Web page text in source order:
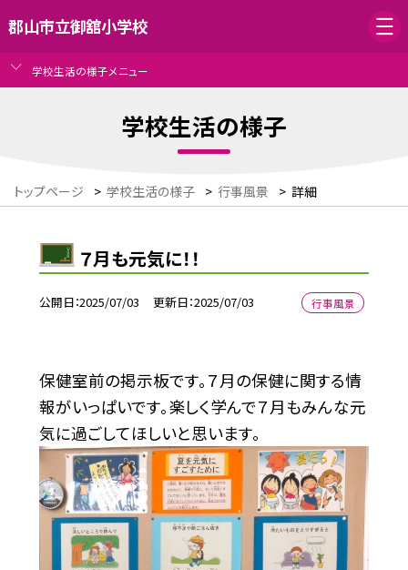
郡山市立御舘小学校
学校生活の様子メニュー
学校生活の様子
トップページ > 学校生活の様子 > 行事風景 > 詳細
７月も元気に！！
公開日 2025/07/03 更新日 2025/07/03 行事風景
保健室前の掲示板です。７月の保健に関する情
報がいっぱいです。楽しく学んで７月もみんな元
気に過ごしてほしいと思います。